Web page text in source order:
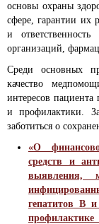
основы охраны
сфере, гарантии их
и
организаций,
Среди основных
качество
интересов пациента
и профилактики.
заботиться о
«О
средств и
выявления,
гепатитов B